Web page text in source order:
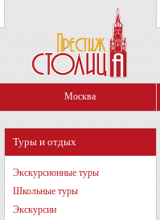
Москва
Туры и отдых
Экскурсионные туры
Школьные туры
Экскурсии